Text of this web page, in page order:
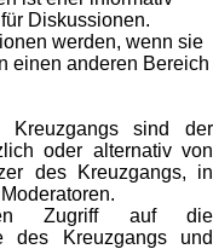
Diskussionen.
werden, wenn sie
einen anderen Bereich
Kreuzgangs sind der
oder alternativ von
des Kreuzgangs, in
Zugriff auf die
des Kreuzgangs und